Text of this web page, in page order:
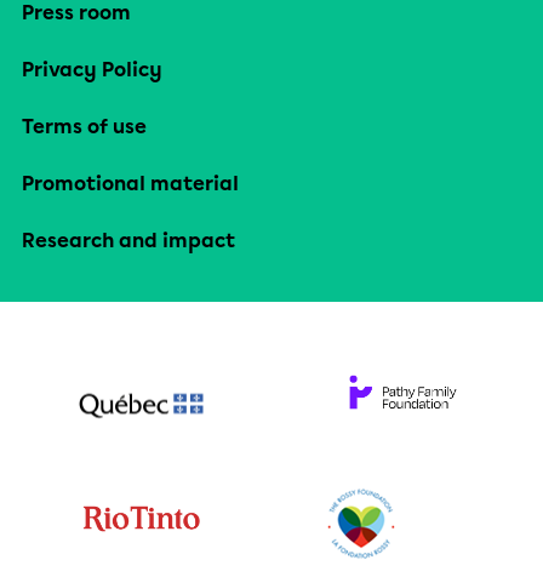
Press room
Privacy Policy
Terms of use
Promotional material
Research and impact